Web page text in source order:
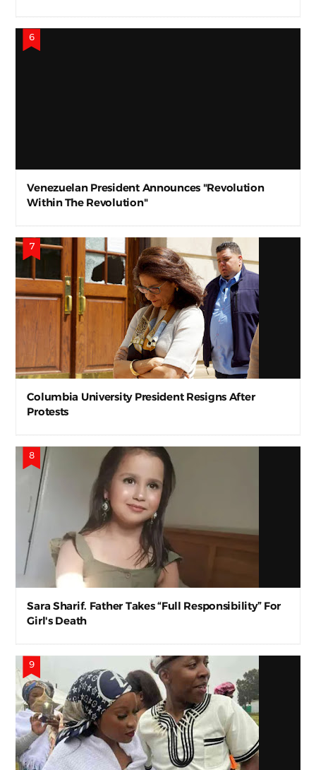
Venezuelan President Announces "Revolution
Within The Revolution"
Columbia University President Resigns After
Protests
Sara Sharif. Father Takes “Full Responsibility” For
Girl's Death